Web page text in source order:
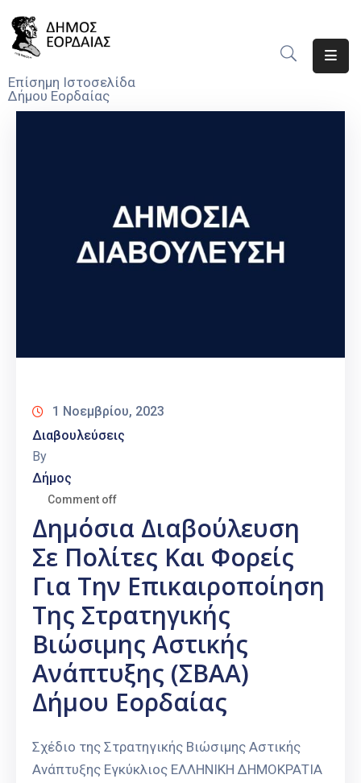
Επίσημη Ιστοσελίδα
Δήμου Εορδαίας
Ο
1 Νοεμβρίου, 2023
Διαβουλεύσεις
By
Δήμος
Comment off
Δημόσια Διαβούλευση
Σε Πολίτες Και Φορείς
Για Την Επικαιροποίηση
Της Στρατηγικής
Βιώσιμης Αστικής
Ανάπτυξης (ΣΒΑΑ)
Δήμου Εορδαίας
Σχέδιο της Στρατηγικής Βιώσιμης Αστικής
Ανάπτυξης Εγκύκλιος ΕΛΛΗΝΙΚΗ ΔΗΜΟΚΡΑΤΙΑ